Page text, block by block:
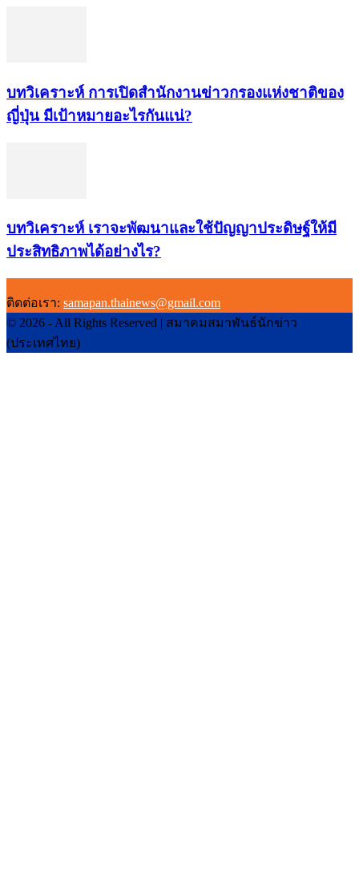
บทวิเคราะห์ การเปิดสำนักงานข่าวกรองแห่งชาติของ
ญี่ปุ่น มีเป้าหมายอะไรกันแน่?
บทวิเคราะห์ เราจะพัฒนาและใช้ปัญญาประดิษฐ์ให้มี
ประสิทธิภาพได้อย่างไร?
ติดต่อเรา: samapan.thainews@gmail.com
© 2026 - All Rights Reserved | สมาคมสมาพันธ์นักข่าว
(ประเทศไทย)